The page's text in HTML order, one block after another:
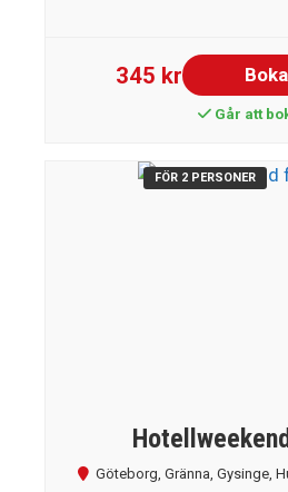
345 kr
Går att
FÖR 2 PERSONER
Göteborg, Gränna, Gysinge,